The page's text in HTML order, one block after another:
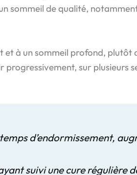
sommeil de qualité,
et à un sommeil profond, plutôt
progressivement, sur plusieurs
d’endormissement,
suivi une cure régulière